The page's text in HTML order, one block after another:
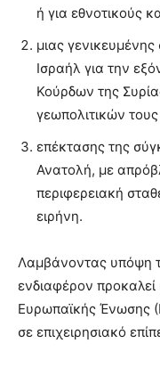
ή για εθνοτικούς
μιας
Ισραήλ για την
Κούρδων της
γεωπολιτικών
επέκτασης της
Ανατολή, με
περιφερειακή
ειρήνη.
Λαμβάνοντας υπόψη
ενδιαφέρον
Ευρωπαϊκής Ένωσης
σε επιχειρησιακό